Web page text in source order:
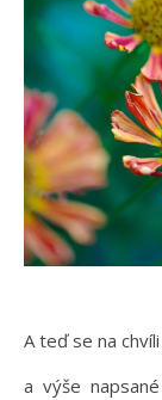
A teď se na
a výše